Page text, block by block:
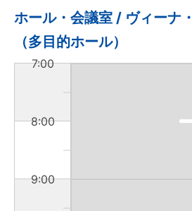
ホール・会議室 / ヴィーナ
（多目的ホール）
7:00
8:00
9:00